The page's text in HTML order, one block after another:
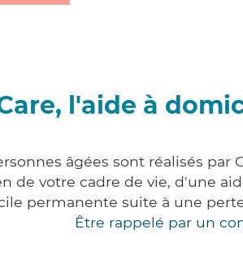
l'aide à
âgées sont réalisés par
de votre cadre de vie, d'une
permanente suite à une
Être rappelé par un